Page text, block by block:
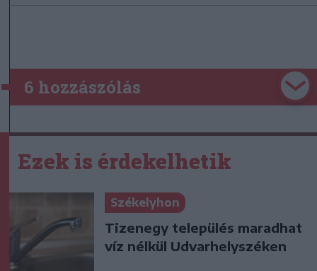
6 hozzászólás
Ezek is érdekelhetik
Székelyhon
Tizenegy település maradhat
víz nélkül Udvarhelyszéken